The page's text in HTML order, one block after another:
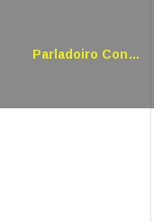
Parladoiro Con…